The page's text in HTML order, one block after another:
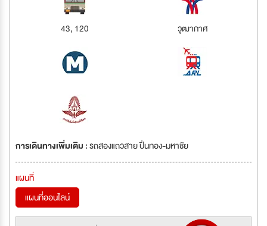
43, 120 วุฒากาศ
การเดินทางเพิ่มเติม :รถสองแถวสาย ปิ่นทอง-มหาชัย
แผนที่
แผนที่ออนไลน์